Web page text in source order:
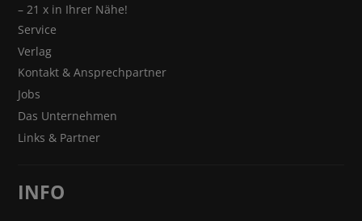
– 21 x in Ihrer Nähe!
Service
Verlag
Kontakt & Ansprechpartner
Jobs
Das Unternehmen
Links & Partner
INFO